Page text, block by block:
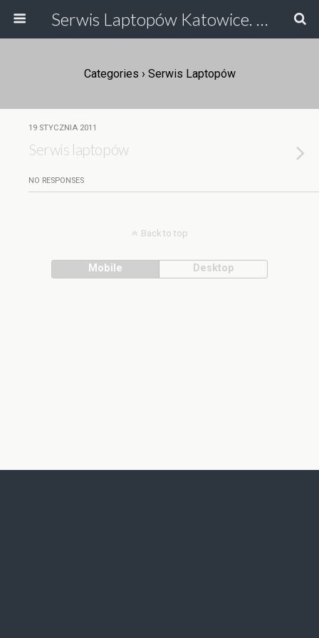
Serwis Laptopów Katowice. Największy na Śląsku Serwis Laptopów i Serwis Drukarek Katowice, Ruda Śląska. Odzyskiwanie Danych, Serwis HP, Serwis Toshiby, Asusa, serwis laptopow.
Categories › Serwis Laptopów
19 STYCZNIA 2011
Serwis laptopów
NO RESPONSES
Back to top
Mobile Desktop